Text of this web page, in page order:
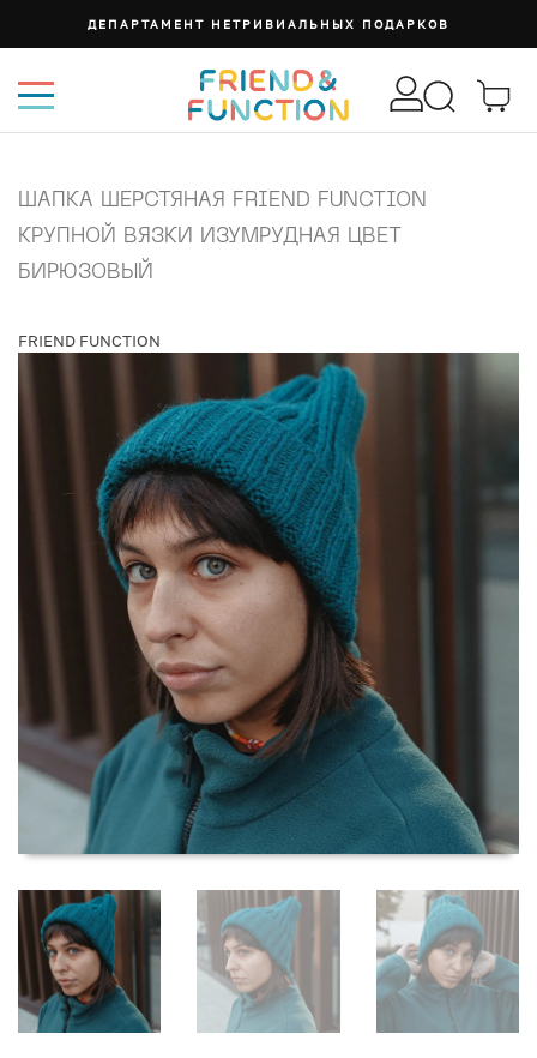
ДЕПАРТАМЕНТ НЕТРИВИАЛЬНЫХ ПОДАРКОВ
ШАПКА ШЕРСТЯНАЯ FRIEND FUNCTION
КРУПНОЙ ВЯЗКИ ИЗУМРУДНАЯ ЦВЕТ
БИРЮЗОВЫЙ
FRIEND FUNCTION